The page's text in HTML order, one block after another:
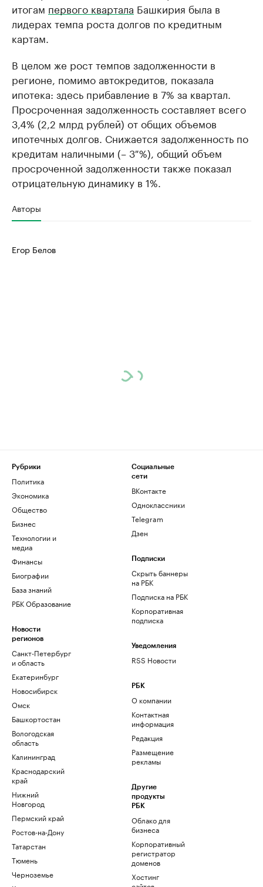
итогам первого квартала Башкирия была в
лидерах темпа роста долгов по кредитным
картам.
В целом же рост темпов задолженности в
регионе, помимо автокредитов, показала
ипотека: здесь прибавление в 7% за квартал.
Просроченная задолженность составляет всего
3,4% (2,2 млрд рублей) от общих объемов
ипотечных долгов. Снижается задолженность по
кредитам наличными (– 3 %), общий объем
просроченной задолженности также показал
отрицательную динамику в 1%.
Авторы
Егор Белов
Рубрики
Политика
Экономика
Общество
Бизнес
Технологии и
медиа
Финансы
Биографии
База знаний
РБК Образование
Новости
регионов
Санкт-Петербург
и область
Екатеринбург
Новосибирск
Омск
Башкортостан
Вологодская
область
Калининград
Краснодарский
край
Нижний
Новгород
Пермский край
Ростов-на-Дону
Татарстан
Тюмень
Черноземье
Социальные
сети
ВКонтакте
Одноклассники
Telegram
Дзен
Подписки
Скрыть баннеры
на РБК
Подписка на РБК
Корпоративная
подписка
Уведомления
RSS Новости
РБК
О компании
Контактная
информация
Редакция
Размещение
рекламы
Другие
продукты
РБК
Облако для
бизнеса
Корпоративный
регистратор
доменов
Хостинг